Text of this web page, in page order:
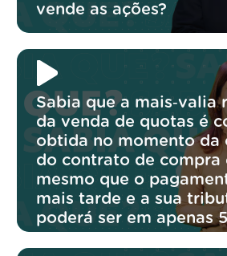
vende as ações?
Sabia que a mais‑valia
da venda de quotas é
obtida no momento da
do contrato de compra
mesmo que o
mais tarde e a sua
poderá ser em apenas